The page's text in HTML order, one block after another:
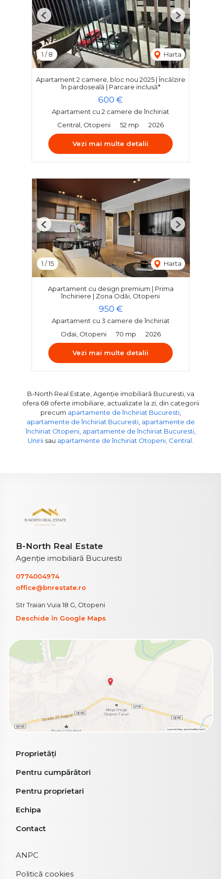
1 /8 Harta
Previous Next
Apartament 2 camere, bloc nou 2025 | Încălzire
în pardoseală | Parcare inclusă*
600 €
Apartament cu 2 camere de închiriat
Central, Otopeni
52 mp 2026
Vezi mai multe detalii
1 /15 Harta
Previous Next
Apartament cu design premium | Prima
închiriere | Zona Odăi, Otopeni
950 €
Apartament cu 3 camere de închiriat
Odai, Otopeni
70 mp 2026
Vezi mai multe detalii
B-North Real Estate, Agenție imobiliară Bucuresti, va
ofera 68 oferte imobiliare, actualizate la zi, din categorii
precum apartamente de închiriat Bucuresti,
apartamente de închiriat Bucuresti, apartamente de
închiriat Otopeni, apartamente de închiriat Bucuresti,
Unirii sau apartamente de închiriat Otopeni, Central
B-North Real Estate
Agenție imobiliară Bucuresti
0774004974
office@bnrestate.ro
Str Traian Vuia 18 G, Otopeni
Deschide în Google Maps
Proprietăți
Pentru cumpărători
Pentru proprietari
Echipa
Contact
ANPC
Politică cookies